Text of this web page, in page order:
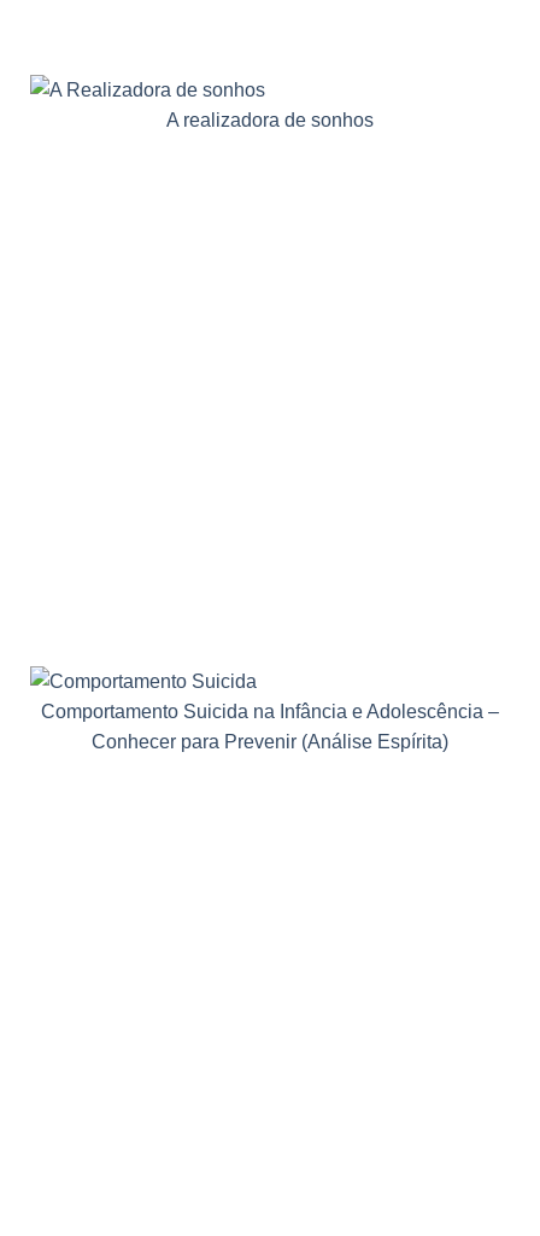
A realizadora de sonhos
Comportamento Suicida na Infância e Adolescência –
Conhecer para Prevenir (Análise Espírita)